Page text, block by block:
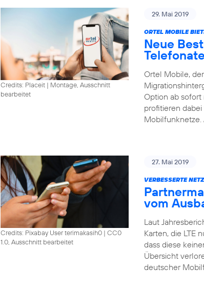
Credits: Placeit | Montage, Ausschnitt
bearbeitet
29. Mai 2019
ORTEL MOBILE
Neue
Ortel Mobile,
Option ab
profitieren
Mobilfunknetze.
Credits: Pixabay User terimakasih0 | CC0
1.0, Ausschnitt bearbeitet
27. Mai 2019
VERBESSERTE
vom
Laut
Karten, die LTE
dass diese
Übersicht
deutscher